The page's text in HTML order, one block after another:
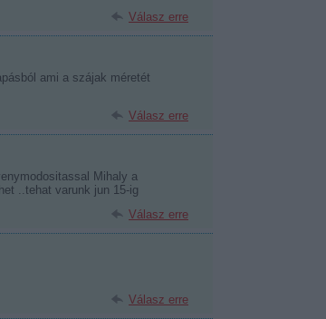
Válasz erre
ami a szájak méretét
Válasz erre
Mihaly a
..tehat varunk jun 15-ig
Válasz erre
Válasz erre